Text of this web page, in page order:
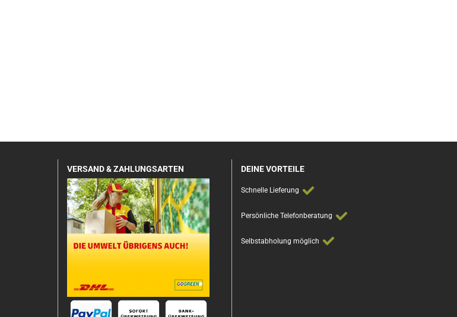
VERSAND & ZAHLUNGSARTEN DEINE VORTEILE
Schnelle Lieferung
Persönliche Telefonberatung
Selbstabholung möglich